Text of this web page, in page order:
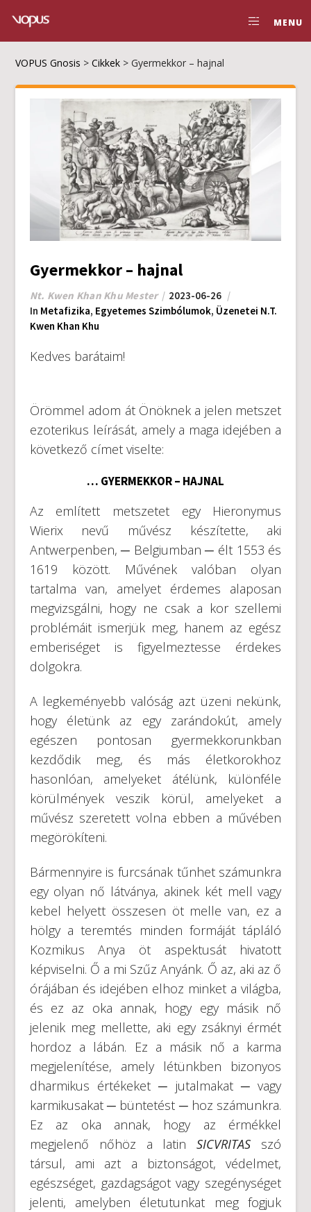
MENU
VOPUS Gnosis >Cikkek >Gyermekkor – hajnal
Gyermekkor – hajnal
Nt. Kwen Khan Khu Mester
2023-06-26
In Metafizika, Egyetemes Szimbólumok, Üzenetei N.T.
Kwen Khan Khu
Kedves barátaim!
Örömmel adom át Önöknek a jelen metszet
ezoterikus leírását, amely a maga idejében a
következő címet viselte:
… GYERMEKKOR – HAJNAL
Az említett metszetet egy Hieronymus
Wierix nevű művész készítette, aki
Antwerpenben, ─ Belgiumban ─ élt 1553 és
1619 között. Művének valóban olyan
tartalma van, amelyet érdemes alaposan
megvizsgálni, hogy ne csak a kor szellemi
problémáit ismerjük meg, hanem az egész
emberiséget is figyelmeztesse érdekes
dolgokra.
A legkeményebb valóság azt üzeni nekünk,
hogy életünk az egy zarándokút, amely
egészen pontosan gyermekkorunkban
kezdődik meg, és más életkorokhoz
hasonlóan, amelyeket átélünk, különféle
körülmények veszik körül, amelyeket a
művész szeretett volna ebben a művében
megörökíteni.
Bármennyire is furcsának tűnhet számunkra
egy olyan nő látványa, akinek két mell vagy
kebel helyett összesen öt melle van, ez a
hölgy a teremtés minden formáját tápláló
Kozmikus Anya öt aspektusát hivatott
képviselni. Ő a mi Szűz Anyánk. Ő az, aki az ő
órájában és idejében elhoz minket a világba,
és ez az oka annak, hogy egy másik nő
jelenik meg mellette, aki egy zsáknyi érmét
hordoz a lábán. Ez a másik nő a karma
megjelenítése, amely létünkben bizonyos
dharmikus értékeket ─ jutalmakat ─ vagy
karmikusakat ─ büntetést ─ hoz számunkra.
Ez az oka annak, hogy az érmékkel
megjelenő nőhöz a latinSICVRITAS szó
társul, ami azt a biztonságot, védelmet,
egészséget, gazdagságot vagy szegénységet
jelenti, amelyben életutunkat meg fogjuk